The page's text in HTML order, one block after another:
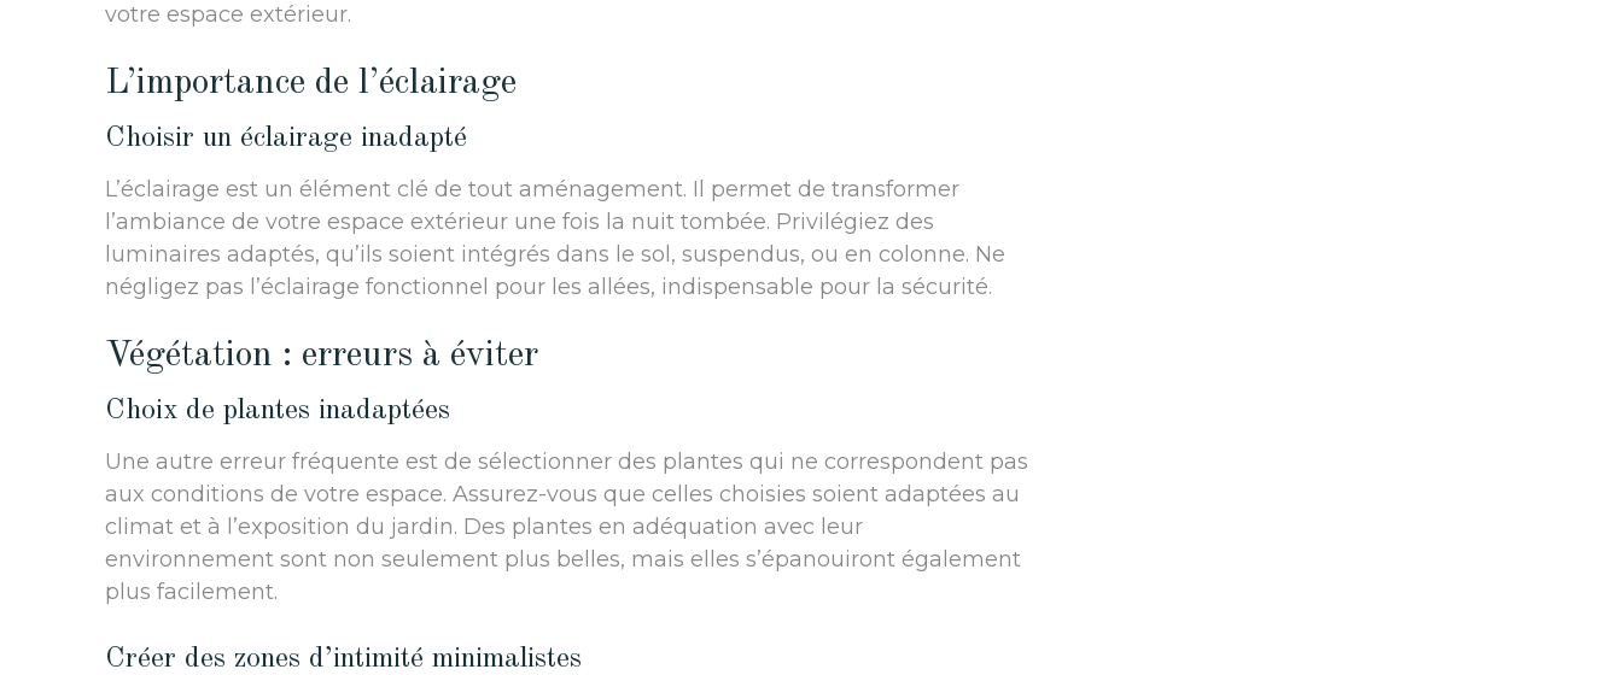
votre espace extérieur.
L’importance de l’éclairage
Choisir un éclairage inadapté
L’éclairage est un élément clé de tout aménagement. Il permet de transformer
l’ambiance de votre espace extérieur une fois la nuit tombée. Privilégiez des
luminaires adaptés, qu’ils soient intégrés dans le sol, suspendus, ou en colonne. Ne
négligez pas l’éclairage fonctionnel pour les allées, indispensable pour la sécurité.
Végétation : erreurs à éviter
Choix de plantes inadaptées
Une autre erreur fréquente est de sélectionner des plantes qui ne correspondent pas
aux conditions de votre espace. Assurez-vous que celles choisies soient adaptées au
climat et à l’exposition du jardin. Des plantes en adéquation avec leur
environnement sont non seulement plus belles, mais elles s’épanouiront également
plus facilement.
Créer des zones d’intimité minimalistes